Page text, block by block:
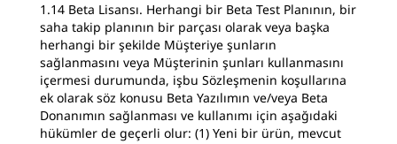
1.14 Beta Lisansı. Herhangi bir Beta Test Planının, bir
saha takip planının bir parçası olarak veya başka
herhangi bir şekilde Müşteriye şunların
sağlanmasını veya Müşterinin şunları kullanmasını
içermesi durumunda, işbu Sözleşmenin koşullarına
ek olarak söz konusu Beta Yazılımın ve/veya Beta
Donanımın sağlanması ve kullanımı için aşağıdaki
hükümler de geçerli olur: (1) Yeni bir ürün, mevcut